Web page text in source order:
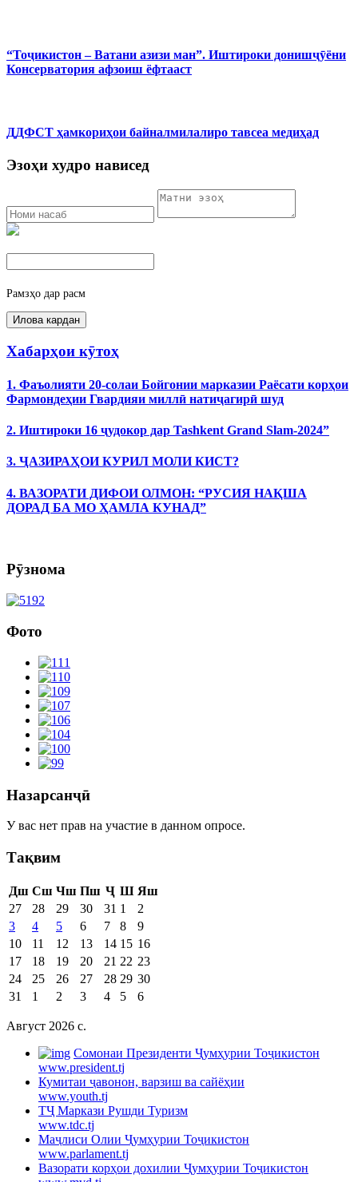
“Тоҷикистон – Ватани азизи ман”. Иштироки донишҷӯёни
Консерватория афзоиш ёфтааст
ДДФСТ ҳамкориҳои байналмилалиро тавсеа медиҳад
Эзоҳи худро нависед
Рамзҳо дар расм
Хабарҳои кӯтоҳ
1. Фаъолияти 20-солаи Бойгонии марказии Раёсати корҳои
Фармондеҳии Гвардияи миллӣ натиҷагирӣ шуд
2. Иштироки 16 ҷудокор дар Tashkent Grand Slam-2024”
3. ҶАЗИРАҲОИ КУРИЛ МОЛИ КИСТ?
4. ВАЗОРАТИ ДИФОИ ОЛМОН: “РУСИЯ НАҚША
ДОРАД БА МО ҲАМЛА КУНАД”
Рӯзнома
Фото
Назарсанҷӣ
У вас нет прав на участие в данном опросе.
Тақвим
Дш Сш Чш Пш Ҷ Ш Яш
27
28 29 30 31 1
2
3
4 5 6 7 8
9
10
11 12 13 14 15 16
17
18 19 20 21 22 23
24
25 26 27 28 29 30
31
1 2 3 4 5 6
Август 2026 c.
Cомонаи Президенти Ҷумҳурии Тоҷикистон
www.president.tj
Кумитаи ҷавонон, варзиш ва сайёҳии
www.youth.tj
ТҶ Маркази Рушди Туризм
www.tdc.tj
Маҷлиси Олии Ҷумҳурии Тоҷикистон
www.parlament.tj
Вазорати корҳои дохилии Ҷумҳурии Тоҷикистон